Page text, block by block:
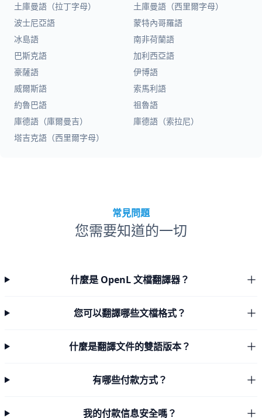
土庫曼語（拉丁字母）
土庫曼語（西里爾字母）
波士尼亞語
蒙特內哥羅語
冰島語
南非荷蘭語
巴斯克語
加利西亞語
豪薩語
伊博語
威爾斯語
索馬利語
約魯巴語
祖魯語
庫德語（庫爾曼吉）
庫德語（索拉尼）
塔吉克語（西里爾字母）
常見問題
您需要知道的一切
什麼是 OpenL 文檔翻譯器？
您可以翻譯哪些文檔格式？
什麼是翻譯文件的雙語版本？
有哪些付款方式？
我的付款信息安全嗎？